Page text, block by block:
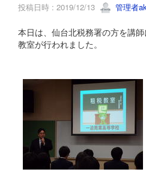
投稿日時 : 2019/12/13 管理者
本日は、仙台北税務署の方を講
教室が行われました。